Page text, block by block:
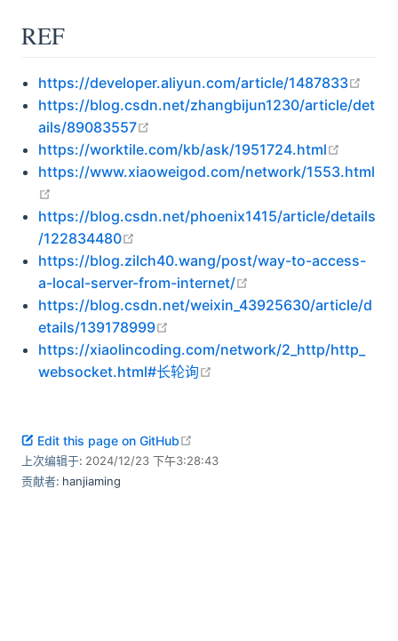
REF
https://developer.aliyun.com/article/1487833
https://blog.csdn.net/zhangbijun1230/article/det
ails/89083557
https://worktile.com/kb/ask/1951724.html
https://www.xiaoweigod.com/network/1553.html
https://blog.csdn.net/phoenix1415/article/details
/122834480
https://blog.zilch40.wang/post/way-to-access-
a-local-server-from-internet/
https://blog.csdn.net/weixin_43925630/article/d
etails/139178999
https://xiaolincoding.com/network/2_http/http_
websocket.html#长轮询
Edit this page on GitHub
上次编辑于: 2024/12/23 下午3:28:43
贡献者: hanjiaming